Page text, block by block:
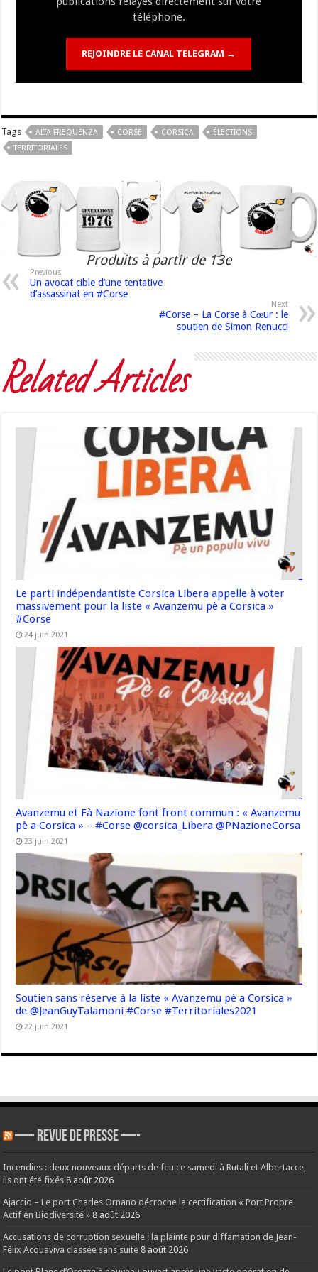
téléphone.
REJOINDRE LE CANAL TELEGRAM →
Tags ALTA FREQUENZA CORSE CORSICA
ÉLECTIONS
TERRITORIALES
Produits à partir de 13e
Previous
Un avocat cible d’une tentative
d’assassinat en #Corse
Next
#Corse – La Corse à Cœur : le
soutien de Simon Renucci
Related Articles
Le parti indépendantiste Corsica Libera appelle à voter
massivement pour la liste « Avanzemu pè a Corsica »
#Corse
24 juin 2021
Avanzemu et Fà Nazione font front commun : « Avanzemu
pè a Corsica » – #Corse @corsica_Libera @PNazioneCorsa
23 juin 2021
Soutien sans réserve à la liste « Avanzemu pè a Corsica »
de @JeanGuyTalamoni #Corse #Territoriales2021
22 juin 2021
—- REVUE DE PRESSE —-
Incendies : deux nouveaux départs de feu ce samedi à Rutali et Albertacce,
ils ont été fixés 8 août 2026
Ajaccio – Le port Charles Ornano décroche la certification « Port Propre
Actif en Biodiversité » 8 août 2026
Accusations de corruption sexuelle : la plainte pour diffamation de Jean-
Félix Acquaviva classée sans suite 8 août 2026